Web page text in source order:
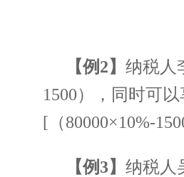
【例2】 纳税人
1500），同时可
[（80000×10%-
【例3】 纳税人